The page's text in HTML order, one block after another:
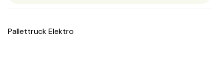
Pallettruck Elektro